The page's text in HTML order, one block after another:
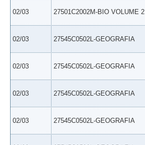
02/03 27501C2002M-BIO VOLUME 2
02/03 27545C0502L-GEOGRAFIA
02/03 27545C0502L-GEOGRAFIA
02/03 27545C0502L-GEOGRAFIA
02/03 27545C0502L-GEOGRAFIA